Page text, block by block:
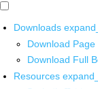
Downloads
Download Page
Download Full
Resources